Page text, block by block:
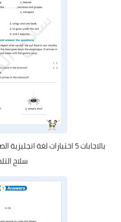
بالاجابات 5 اختبارات لغة
سلاح